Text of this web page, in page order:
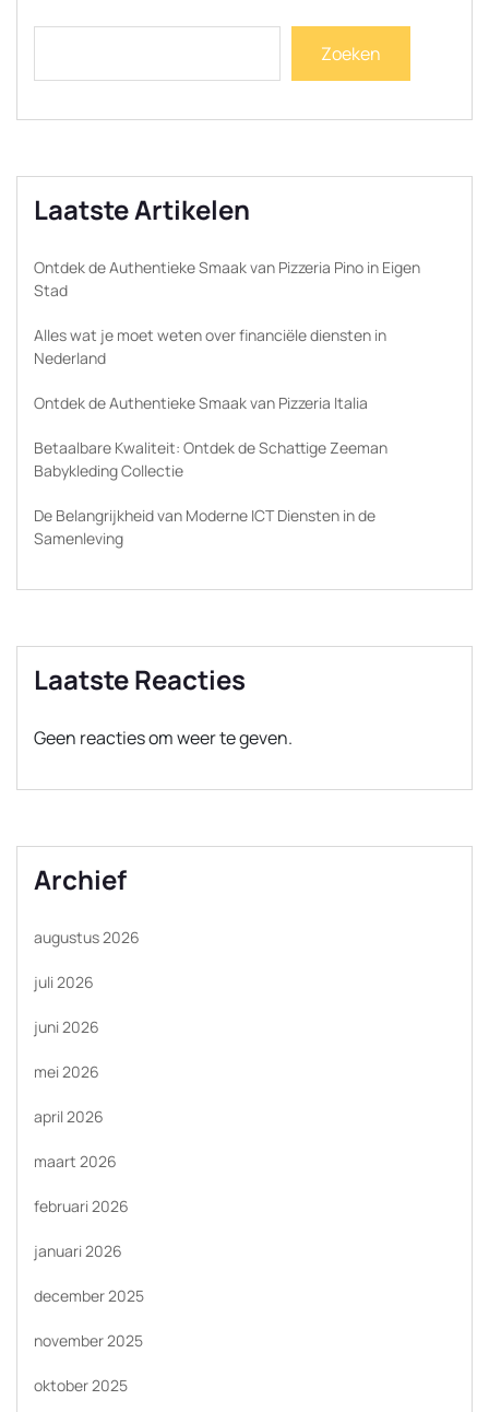
Zoeken
Laatste Artikelen
Ontdek de Authentieke Smaak van Pizzeria Pino in Eigen
Stad
Alles wat je moet weten over financiële diensten in
Nederland
Ontdek de Authentieke Smaak van Pizzeria Italia
Betaalbare Kwaliteit: Ontdek de Schattige Zeeman
Babykleding Collectie
De Belangrijkheid van Moderne ICT Diensten in de
Samenleving
Laatste Reacties
Geen reacties om weer te geven.
Archief
augustus 2026
juli 2026
juni 2026
mei 2026
april 2026
maart 2026
februari 2026
januari 2026
december 2025
november 2025
oktober 2025